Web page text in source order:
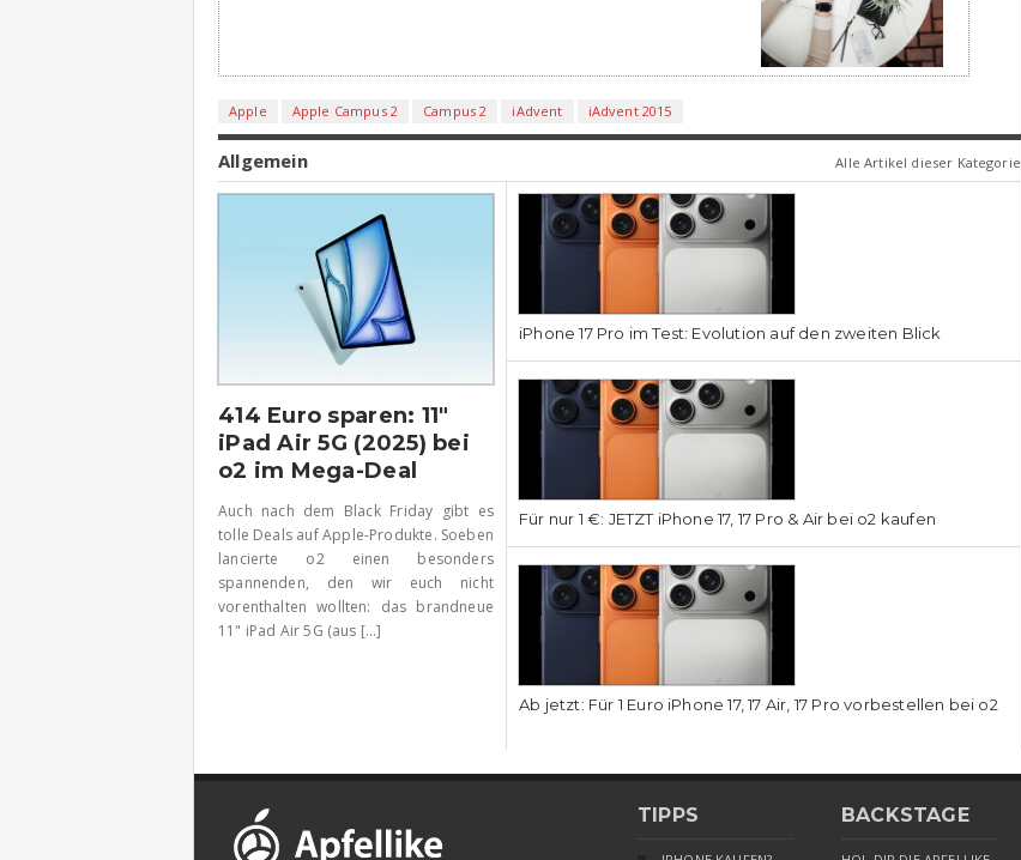
Apple Apple Campus 2 Campus 2 iAdvent iAdvent 2015
Allgemein Alle Artikel dieser Kategorie
414 Euro sparen: 11″
iPad Air 5G (2025) bei
o2 im Mega-Deal
Auch nach dem Black Friday gibt es
tolle Deals auf Apple-Produkte. Soeben
lancierte o2 einen besonders
spannenden, den wir euch nicht
vorenthalten wollten: das brandneue
11" iPad Air 5G (aus [...]
iPhone 17 Pro im Test: Evolution auf den zweiten Blick
Für nur 1 €: JETZT iPhone 17, 17 Pro & Air bei o2 kaufen
Ab jetzt: Für 1 Euro iPhone 17, 17 Air, 17 Pro vorbestellen bei o2
TIPPS BACKSTAGE